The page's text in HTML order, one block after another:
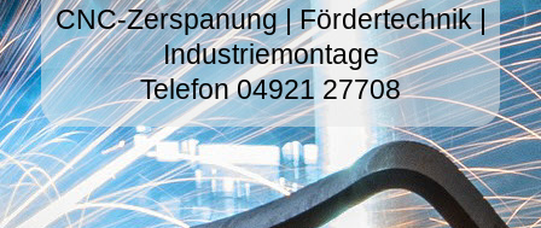
CNC-Zerspanung | Fördertechnik |
Industriemontage
Telefon 04921 27708